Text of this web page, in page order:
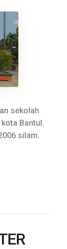
sekolah
Bantul.
silam.